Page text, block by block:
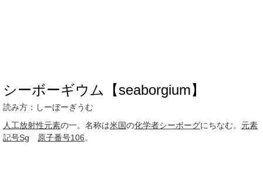
シーボーギウム【seaborgium】
読み方：しーぼーぎうむ
人工放射性元素の一。名称は米国の化学者シーボーグにちなむ。 元素
記号Sg 原子番号106。